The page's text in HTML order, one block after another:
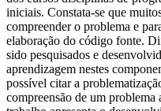
iniciais. Constata-se que
compreender o problema e
elaboração do código fonte.
sido pesquisados e
aprendizagem nestes
possível citar a
compreensão de um problema